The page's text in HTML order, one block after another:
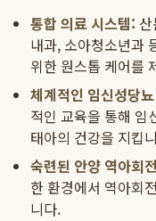
통합 의료 시스템:
내과, 소아청소년과
위한 원스톱 케어를
체계적인 임신성당
적인 교육을 통해 임
태아의 건강을 지킵
숙련된 안양 역아회
한 환경에서 역아회
니다.